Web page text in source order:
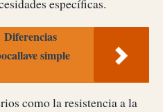
específicas.
Diferencias
simple
como la resistencia a la